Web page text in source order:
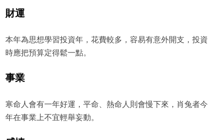
財運
本年為思想學習投資年，花費較多，容易有意外開支，投資
時應把預算定得鬆一點。
事業
寒命人會有一年好運，平命、熱命人則會慢下來，肖兔者今
年在事業上不宜輕舉妄動。